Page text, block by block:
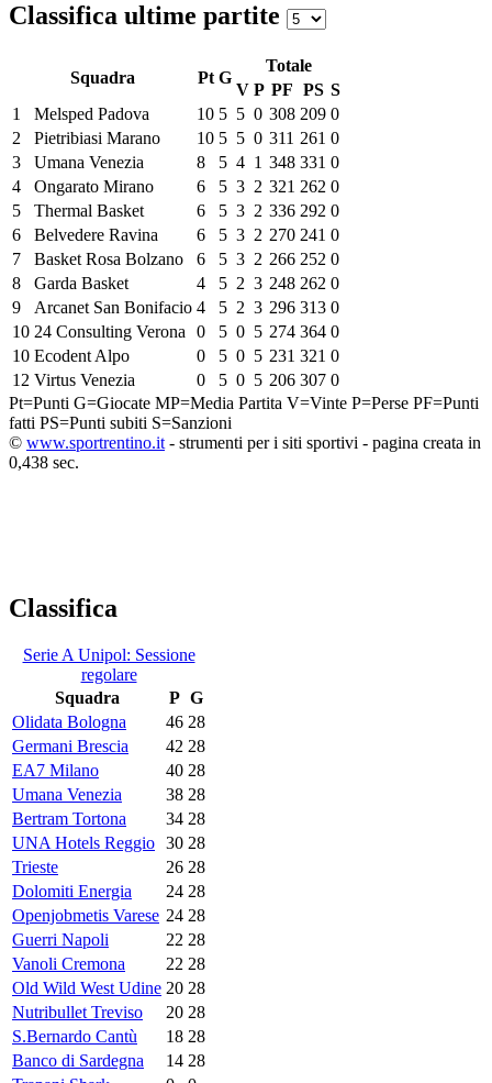
Classifica ultime partite
Squadra Pt G
Totale
V P PF PS S
1
Melsped Padova 10 5 5 0 308 209 0
2
Pietribiasi Marano 10 5 5 0 311 261 0
3
Umana Venezia 8 5 4 1 348 331 0
4
Ongarato Mirano 6 5 3 2 321 262 0
5
Thermal Basket 6 5 3 2 336 292 0
6
Belvedere Ravina 6 5 3 2 270 241 0
7
Basket Rosa Bolzano 6 5 3 2 266 252 0
8
Garda Basket 4 5 2 3 248 262 0
9
Arcanet San Bonifacio 4 5 2 3 296 313 0
10 24 Consulting Verona 0 5 0 5 274 364 0
10 Ecodent Alpo 0 5 0 5 231 321 0
12 Virtus Venezia 0 5 0 5 206 307 0
Pt=Punti G=Giocate MP=Media Partita V=Vinte P=Perse PF=Punti
fatti PS=Punti subiti S=Sanzioni
© www.sportrentino.it - strumenti per i siti sportivi - pagina creata in
0,438 sec.
Classifica
Serie A Unipol: Sessione
regolare
Squadra
P G
Olidata Bologna
46 28
Germani Brescia
42 28
EA7 Milano
40 28
Umana Venezia
38 28
Bertram Tortona
34 28
UNA Hotels Reggio 30 28
Trieste
26 28
Dolomiti Energia
24 28
Openjobmetis Varese 24 28
Guerri Napoli
22 28
Vanoli Cremona
22 28
Old Wild West Udine 20 28
Nutribullet Treviso
20 28
S.Bernardo Cantù
18 28
Banco di Sardegna
14 28